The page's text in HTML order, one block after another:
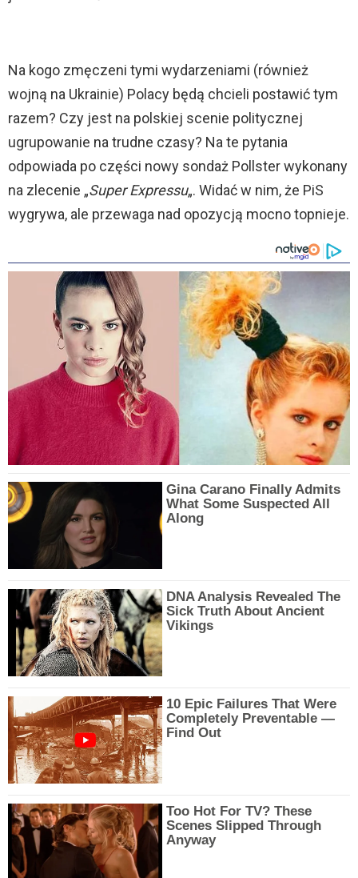
Na kogo zmęczeni tymi wydarzeniami (również
wojną na Ukrainie) Polacy będą chcieli postawić tym
razem? Czy jest na polskiej scenie politycznej
ugrupowanie na trudne czasy? Na te pytania
odpowiada po części nowy sondaż Pollster wykonany
na zlecenie „Super Expressu„. Widać w nim, że PiS
wygrywa, ale przewaga nad opozycją mocno topnieje.
Gina Carano Finally Admits
What Some Suspected All
Along
DNA Analysis Revealed The
Sick Truth About Ancient
Vikings
10 Epic Failures That Were
Completely Preventable —
Find Out
Too Hot For TV? These
Scenes Slipped Through
Anyway